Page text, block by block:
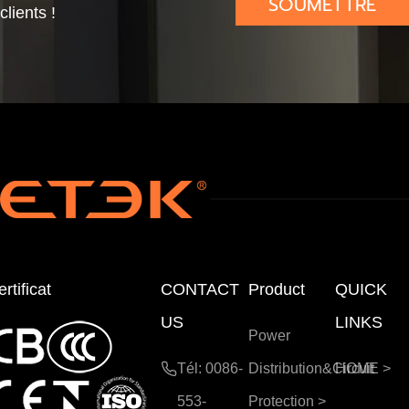
Disj
Sec
r
udr
onc
Disj
clients !
CONTACT
US
Tél: 0086-
553-
Product
Power
Distribution&Circuit
Protection >
QUICK
LINKS
HOME >